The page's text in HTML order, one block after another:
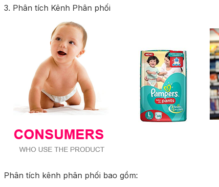
3. Phân tích Kênh Phân phối
Phân tích kênh phân phối bao gồm: